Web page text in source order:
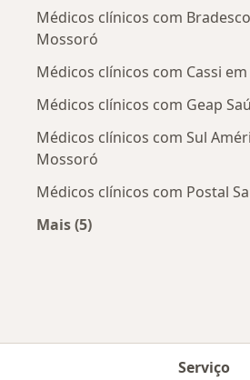
Médicos clínicos com
Mossoró
Médicos clínicos com Cassi
Médicos clínicos com Geap
Médicos clínicos com Sul
Mossoró
Médicos clínicos com Postal
Mais (5)
Serviço